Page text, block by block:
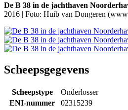
De B 38 in de jachthaven
2016 | Foto: Huib van Dongeren
Scheepsgegevens
Scheepstype
Onderlosser
ENI-nummer
02315239